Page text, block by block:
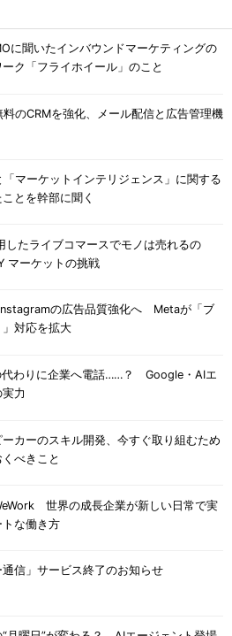
に聞いたインバウンドマーケティングの
ク「フライホイール」のこと
のCRMを強化、メール配信と広告管理機
「マーケットインテリジェンス」に関する
とを幹部に聞く
したライブコマースでモノは売れるの
マーケットの挑戦
の広告品質強化へ Metaが「ブ
」対応を拡大
代わりに企業へ電話……？ Google・AIエ
力
ーカーのスキル開発、今すぐ取り組むため
べきこと
世界の成長企業が新しい日常で実
な働き方
通信」サービス終了のお知らせ